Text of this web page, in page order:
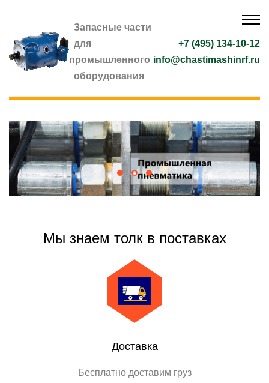
Запасные части
для
промышленного
оборудования
+7 (495) 134-10-12
info@chastimashinrf.ru
Мы знаем толк в поставках
Доставка
Бесплатно доставим груз